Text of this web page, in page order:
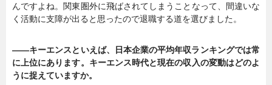
んですよね。関東圏外に飛ばされてしまうことなって、間違いな
く活動に支障が出ると思ったので退職する道を選びました。
――キーエンスといえば、日本企業の平均年収ランキングでは常
に上位にあります。キーエンス時代と現在の収入の変動はどのよ
うに捉えていますか。